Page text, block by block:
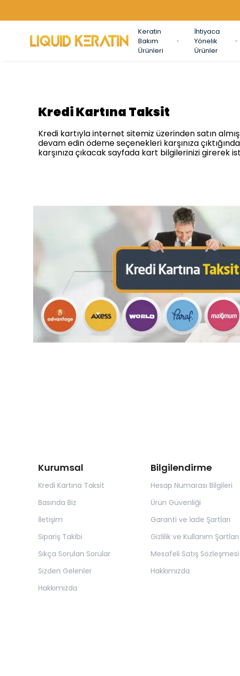
Keratin
Bakım
Ürünleri
İhtiyaca
Yönelik
Ürünler
Kredi Kartına Taksit
Kredi kartıyla internet sitemiz üzerinden satın
devam edin ödeme seçenekleri karşınıza
karşınıza çıkacak sayfada kart bilgilerinizi girerek
Kurumsal
Kredi Kartına Taksit
Basında Biz
İletişim
Sipariş Takibi
Sıkça Sorulan Sorular
Sizden Gelenler
Hakkımızda
Bilgilendirme
Hesap Numarası Bilgileri
Ürün Güvenliği
Garanti ve İade Şartları
Gizlilik ve Kullanım Şartları
Mesafeli Satış Sözleşmesi
Hakkımızda